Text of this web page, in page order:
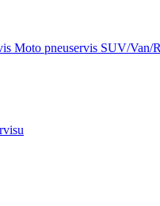
Moto pneuservis SUV/Van/